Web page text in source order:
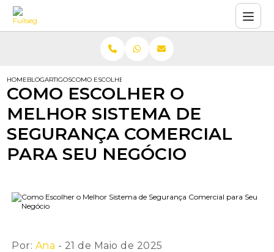
HOMEBLOGARTIGOSCOMO ESCOLHER O MELHOR SISTEMA DE SEGURANÇA
COMO ESCOLHER O
MELHOR SISTEMA DE
SEGURANÇA COMERCIAL
PARA SEU NEGÓCIO
Por: Ana - 21 de Maio de 2025